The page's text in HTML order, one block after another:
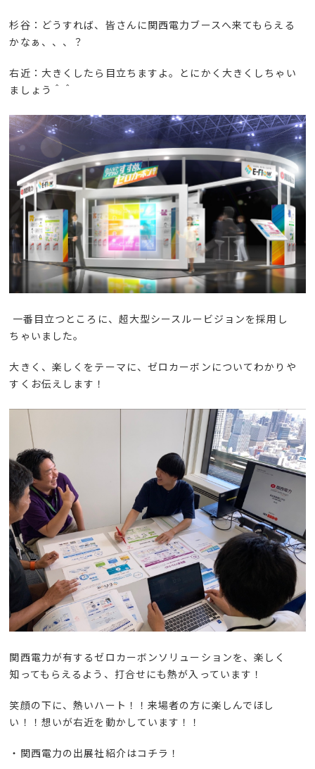
杉谷：どうすれば、皆さんに関西電力ブースへ来てもらえる
かなぁ、、、？
右近：大きくしたら目立ちますよ。とにかく大きくしちゃい
ましょう＾＾
一番目立つところに、超大型シースルービジョンを採用し
ちゃいました。
大きく、楽しくをテーマに、ゼロカーボンについてわかりや
すくお伝えします！
関西電力が有するゼロカーボンソリューションを、楽しく
知ってもらえるよう、打合せにも熱が入っています！
笑顔の下に、熱いハート！！来場者の方に楽しんでほし
い！！想いが右近を動かしています！！
・関西電力の出展社紹介はコチラ！